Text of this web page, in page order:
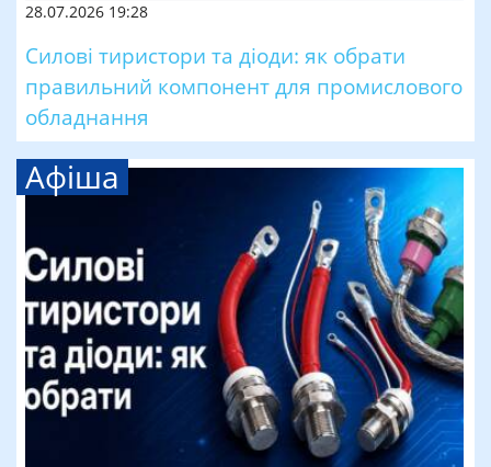
28.07.2026 19:28
Силові тиристори та діоди: як обрати
правильний компонент для промислового
обладнання
Афіша